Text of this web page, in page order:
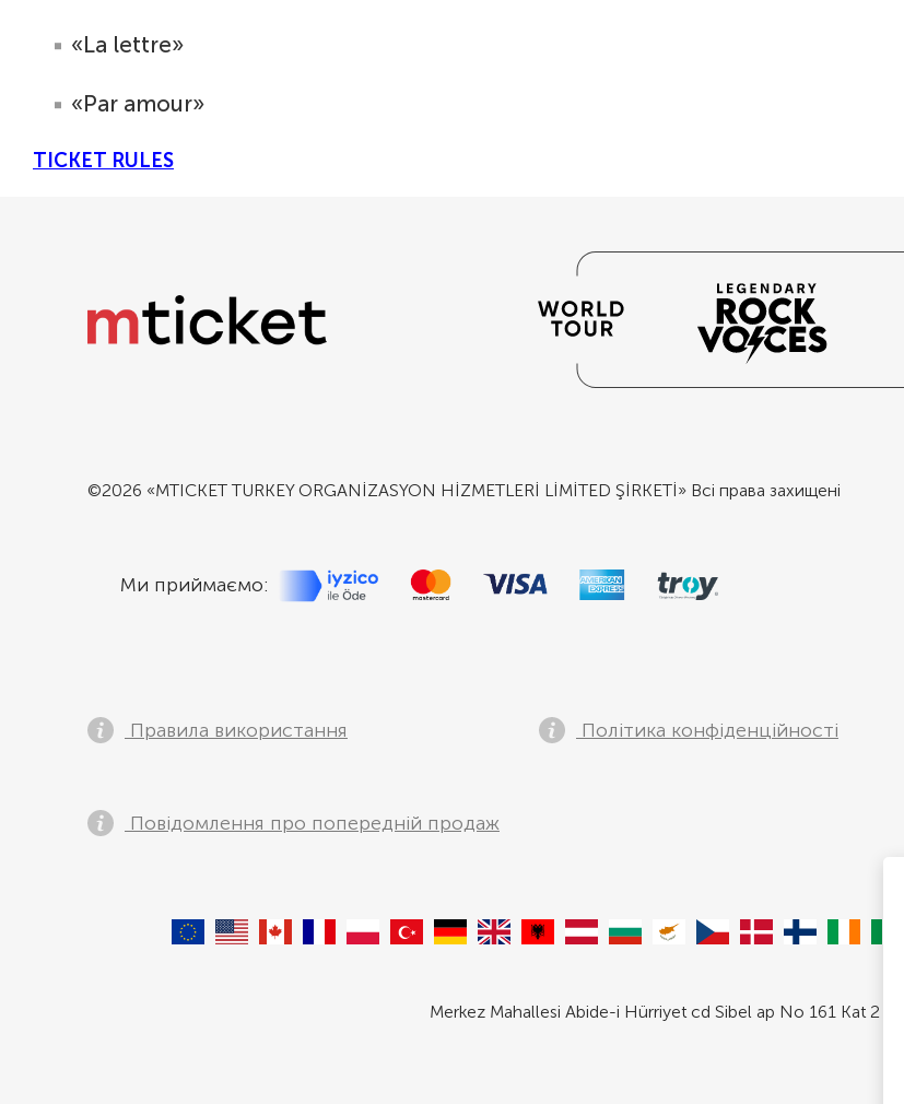
«La lettre»
«Par amour»
TICKET RULES
©2026 «MTICKET TURKEY ORGANİZASYON HİZMETLERİ LİMİTED ŞİRKETİ» Всі права захищені
Ми приймаємо:
Правила використання Політика конфіденційності
Повідомлення про попередній продаж
Merkez Mahallesi Abide-i Hürriyet cd Sibel ap No 161 Kat 2